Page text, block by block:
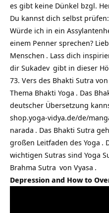
es gibt keine Dünkel bzgl.
Du kannst dich selbst
Würde ich in ein
einem Penner sprechen?
Menschen . Lass dich
dir Sukadev gibt in dieser
73. Vers des Bhakti Sutra
Thema Bhakti Yoga . Das
deutscher Übersetzung
shop.yoga-vidya.de/de/
narada . Das Bhakti Sutra
großen Leitfaden des Yoga .
wichtigen Sutras sind Yoga
Brahma Sutra von Vyasa .
Depression and How to